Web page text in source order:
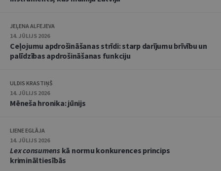
JEĻENA ALFEJEVA
14. JŪLIJS 2026
Ceļojumu apdrošināšanas strīdi: starp darījumu brīvību un
palīdzības apdrošināšanas funkciju
ULDIS KRASTIŅŠ
14. JŪLIJS 2026
Mēneša hronika: jūnijs
LIENE EGLĀJA
14. JŪLIJS 2026
Lex consumenskā normu konkurences princips
krimināltiesībās